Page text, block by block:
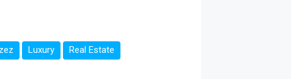
Luxury Real Estate